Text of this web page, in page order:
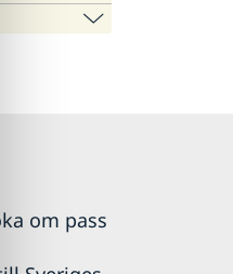
svar
om pass